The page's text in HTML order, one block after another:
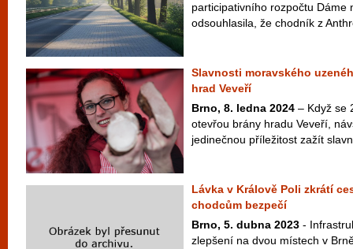
participativního rozpočtu Dáme
odsouhlasila, že chodník z
Slavnosti moravského
hrad Veveří
Brno, 8. ledna 2024 – Když se
otevřou brány hradu Veveří,
jedinečnou příležitost zažít
Lávka v Králově Poli zkrátí
chodcům bezpečí
Brno, 5. dubna 2023 -
zlepšení na dvou místech v